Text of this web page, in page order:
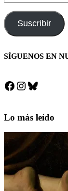
de
email
Suscribir
SÍGUENOS EN
Facebook
Instagram
Bluesky
Lo más leído